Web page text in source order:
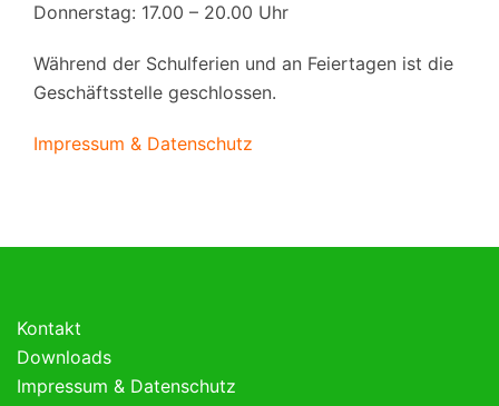
Donnerstag: 17.00 – 20.00 Uhr
Während der Schulferien und an Feiertagen ist die
Geschäftsstelle geschlossen.
Impressum & Datenschutz
Kontakt
Downloads
Impressum & Datenschutz